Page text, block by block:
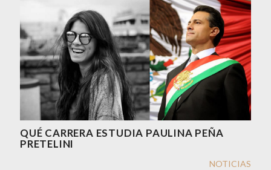
QUÉ CARRERA ESTUDIA PAULINA PEÑA
PRETELINI
NOTICIAS